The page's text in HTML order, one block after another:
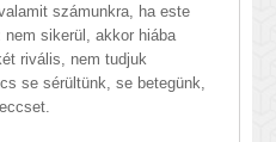
számunkra, ha este
sikerül, akkor hiába
rivális, nem tudjuk
se sérültünk, se betegünk,